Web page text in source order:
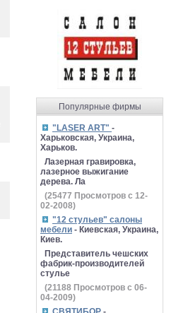
Популярные фирмы
"LASER ART" -
Харьковская, Украина,
Харьков.
Лазерная гравировка,
лазерное выжигание
дерева. Ла
(25477 Просмотров с 12-
02-2008)
"12 стульев" салоны
мебели - Киевская, Украина,
Киев.
Представитель чешских
фабрик-производителей
стулье
(21188 Просмотров с 06-
04-2009)